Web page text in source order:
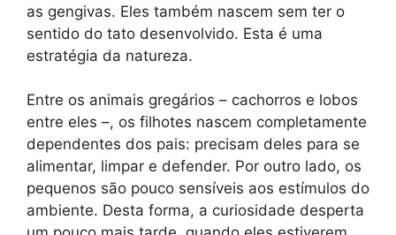
as gengivas. Eles também nascem sem ter o
sentido do tato desenvolvido. Esta é uma
estratégia da natureza.
Entre os animais gregários – cachorros e lobos
entre eles –, os filhotes nascem completamente
dependentes dos pais: precisam deles para se
alimentar, limpar e defender. Por outro lado, os
pequenos são pouco sensíveis aos estímulos do
ambiente. Desta forma, a curiosidade desperta